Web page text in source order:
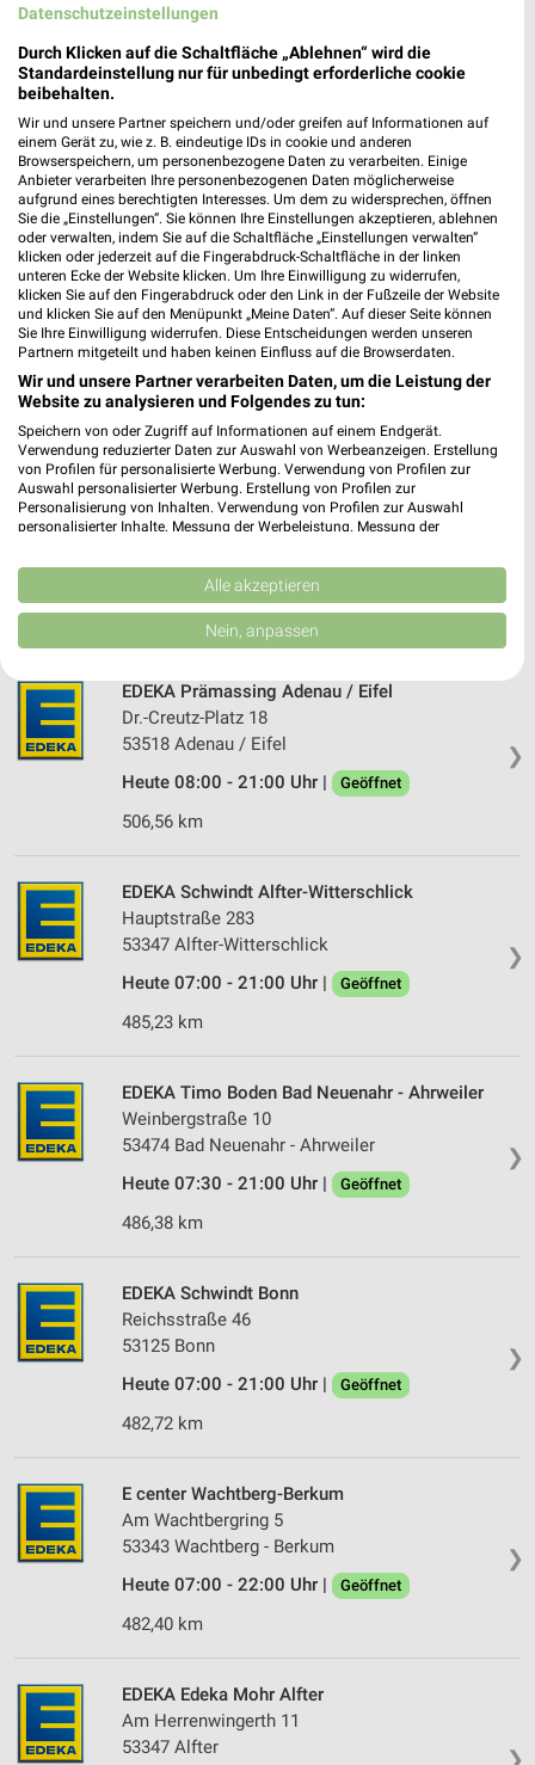
486,32 km
EDEKA Engels HEIMBACH
SCHOENBLICK 1A
52396 HEIMBACH
Heute 08:00 - 18:00 Uhr | Schließt in 30 Min.
522,64 km • Angebote: 1 Prospekt
EDEKA Interbieten Weilerswist
Bonner Straße 6
53919 Weilerswist
Heute 07:00 - 21:00 Uhr | Geöffnet
493,66 km
EDEKA Rudolphi Bad Neuenahr - Ahrweiler
Am Silberberg 2
Heute 08:00 - 21:00 Uhr |
❯
EDEKA Prämassing Adenau / Eifel
Dr.-Creutz-Platz 18
53518 Adenau / Eifel
Heute 08:00 - 21:00 Uhr |
Geöffnet
506,56 km
❯
EDEKA Schwindt Alfter-Witterschlick
Hauptstraße 283
53347 Alfter-Witterschlick
Heute 07:00 - 21:00 Uhr |
Geöffnet
485,23 km
❯
EDEKA Timo Boden Bad Neuenahr - Ahrweiler
Weinbergstraße 10
53474 Bad Neuenahr - Ahrweiler
Heute 07:30 - 21:00 Uhr |
Geöffnet
486,38 km
❯
EDEKA Schwindt Bonn
Reichsstraße 46
53125 Bonn
Heute 07:00 - 21:00 Uhr |
Geöffnet
482,72 km
❯
E center Wachtberg-Berkum
Am Wachtbergring 5
53343 Wachtberg - Berkum
Heute 07:00 - 22:00 Uhr |
Geöffnet
482,40 km
❯
EDEKA Edeka Mohr Alfter
Am Herrenwingerth 11
53347 Alfter
Datenschutzeinstellungen
Durch Klicken auf die Schaltfläche „Ablehnen“ wird die
Standardeinstellung nur für unbedingt erforderliche cookie
beibehalten.
Wir und unsere Partner speichern und/oder greifen auf Informationen auf
einem Gerät zu, wie z. B. eindeutige IDs in cookie und anderen
Browserspeichern, um personenbezogene Daten zu verarbeiten. Einige
Anbieter verarbeiten Ihre personenbezogenen Daten möglicherweise
aufgrund eines berechtigten Interesses. Um dem zu widersprechen, öffnen
Sie die „Einstellungen“. Sie können Ihre Einstellungen akzeptieren, ablehnen
oder verwalten, indem Sie auf die Schaltfläche „Einstellungen verwalten“
klicken oder jederzeit auf die Fingerabdruck-Schaltfläche in der linken
unteren Ecke der Website klicken. Um Ihre Einwilligung zu widerrufen,
klicken Sie auf den Fingerabdruck oder den Link in der Fußzeile der Website
und klicken Sie auf den Menüpunkt „Meine Daten“. Auf dieser Seite können
Sie Ihre Einwilligung widerrufen. Diese Entscheidungen werden unseren
Partnern mitgeteilt und haben keinen Einfluss auf die Browserdaten.
Wir und unsere Partner verarbeiten Daten, um die Leistung der
Website zu analysieren und Folgendes zu tun:
Speichern von oder Zugriff auf Informationen auf einem Endgerät.
Verwendung reduzierter Daten zur Auswahl von Werbeanzeigen. Erstellung
von Profilen für personalisierte Werbung. Verwendung von Profilen zur
Auswahl personalisierter Werbung. Erstellung von Profilen zur
Personalisierung von Inhalten. Verwendung von Profilen zur Auswahl
personalisierter Inhalte. Messung der Werbeleistung. Messung der
Kombinationen von Daten aus verschiedenen Quellen. Entwicklung und
Verbesserung der Angebote. Verwendung reduzierter Daten zur Auswahl
von Inhalten.
Daten können außerhalb der Europäischen Union weitergegeben und in die
Website/App.
Partnerliste anzeigen (1 IAB-Anbieter)
Wir nutzen Ihre Daten für folgende Zwecke:
IAB-Verarbeitungszwecke:
Speichern von oder Zugriff auf Informationen
auf einem Endgerät
Verwendung reduzierter Daten zur Auswahl von
Werbeanzeigen
Erstellung von Profilen für personalisierte
Verwendung von Profilen zur Auswahl
Erstellung von Profilen zur Personalisierung
von Inhalten
Verwendung von Profilen zur Auswahl
personalisierter Inhalte
Messung der Werbeleistung
Messung der Performance von Inhalten
Analyse von Zielgruppen durch Statistiken oder
Kombinationen von Daten aus verschiedenen
Quellen
Entwicklung und Verbesserung der Angebote
Inhalten
IAB-Besonderheiten:
Verwendung genauer Standortdaten
Geräte anhand von aktiv angeforderten
Informationen identifizieren
Notwendig
Performance
Alle akzeptieren
Nein, anpassen